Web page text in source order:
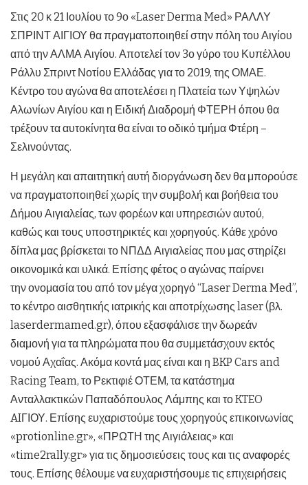
Στις 20 κ 21 Ιουλίου το 9ο «Laser Derma Med» ΡΑΛΛΥ
ΣΠΡΙΝΤ ΑΙΓΙΟΥ θα πραγματοποιηθεί στην πόλη του Αιγίου
από την ΑΛΜΑ Αιγίου. Αποτελεί τον 3ο γύρο του Κυπέλλου
Ράλλυ Σπριντ Νοτίου Ελλάδας για το 2019, της ΟΜΑΕ.
Κέντρο του αγώνα θα αποτελέσει η Πλατεία των Υψηλών
Αλωνίων Αιγίου και η Ειδική Διαδρομή ΦΤΕΡΗ όπου θα
τρέξουν τα αυτοκίνητα θα είναι το οδικό τμήμα Φτέρη –
Σελινούντας.
Η μεγάλη και απαιτητική αυτή διοργάνωση δεν θα μπορούσε
να πραγματοποιηθεί χωρίς την συμβολή και βοήθεια του
Δήμου Αιγιαλείας, των φορέων και υπηρεσιών αυτού,
καθώς και τους υποστηρικτές και χορηγούς. Κάθε χρόνο
δίπλα μας βρίσκεται το ΝΠΔΔ Αιγιαλείας που μας στηρίζει
οικονομικά και υλικά. Επίσης φέτος ο αγώνας παίρνει
την ονομασία του από τον μέγα χορηγό “Laser Derma Med”,
το κέντρο αισθητικής ιατρικής και αποτρίχωσης laser (βλ.
laserdermamed.gr), όπου εξασφάλισε την δωρεάν
διαμονή για τα πληρώματα που θα συμμετάσχουν εκτός
νομού Αχαΐας. Ακόμα κοντά μας είναι και η BKP Cars and
Racing Team, το Ρεκτιφιέ ΟΤΕΜ, τα κατάστημα
Ανταλλακτικών Παπαδόπουλος Λάμπης και το KTEO
AIΓΙΟΥ. Επίσης ευχαριστούμε τους χορηγούς επικοινωνίας
«protionline.gr», «ΠΡΩΤΗ της Αιγιάλειας» και
«time2rally.gr» για τις δημοσιεύσεις τους και τις αναφορές
τους. Επίσης θέλουμε να ευχαριστήσουμε τις επιχειρήσεις